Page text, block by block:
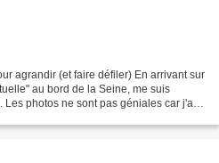
agrandir (et faire défiler) En arrivant sur
au bord de la Seine, me suis
Les photos ne sont pas géniales car j'ai